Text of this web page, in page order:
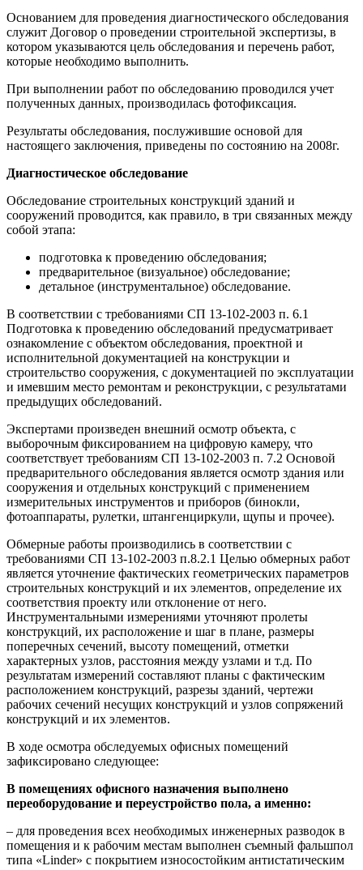
Основанием для проведения диагностического обследования
служит Договор о проведении строительной экспертизы, в
котором указываются цель обследования и перечень работ,
которые необходимо выполнить.
При выполнении работ по обследованию проводился учет
полученных данных, производилась фотофиксация.
Результаты обследования, послужившие основой для
настоящего заключения, приведены по состоянию на 2008г.
Диагностическое обследование
Обследование строительных конструкций зданий и
сооружений проводится, как правило, в три связанных между
собой этапа:
подготовка к проведению обследования;
предварительное (визуальное) обследование;
детальное (инструментальное) обследование.
В соответствии с требованиями СП 13-102-2003 п. 6.1
Подготовка к проведению обследований предусматривает
ознакомление с объектом обследования, проектной и
исполнительной документацией на конструкции и
строительство сооружения, с документацией по эксплуатации
и имевшим место ремонтам и реконструкции, с результатами
предыдущих обследований.
Экспертами произведен внешний осмотр объекта, с
выборочным фиксированием на цифровую камеру, что
соответствует требованиям СП 13-102-2003 п. 7.2 Основой
предварительного обследования является осмотр здания или
сооружения и отдельных конструкций с применением
измерительных инструментов и приборов (бинокли,
фотоаппараты, рулетки, штангенциркули, щупы и прочее).
Обмерные работы производились в соответствии с
требованиями СП 13-102-2003 п.8.2.1 Целью обмерных работ
является уточнение фактических геометрических параметров
строительных конструкций и их элементов, определение их
соответствия проекту или отклонение от него.
Инструментальными измерениями уточняют пролеты
конструкций, их расположение и шаг в плане, размеры
поперечных сечений, высоту помещений, отметки
характерных узлов, расстояния между узлами и т.д. По
результатам измерений составляют планы с фактическим
расположением конструкций, разрезы зданий, чертежи
рабочих сечений несущих конструкций и узлов сопряжений
конструкций и их элементов.
В ходе осмотра обследуемых офисных помещений
зафиксировано следующее:
В помещениях офисного назначения выполнено
переоборудование и переустройство пола, а именно:
– для проведения всех необходимых инженерных разводок в
помещения и к рабочим местам выполнен съемный фальшпол
типа «Linder» с покрытием износостойким антистатическим